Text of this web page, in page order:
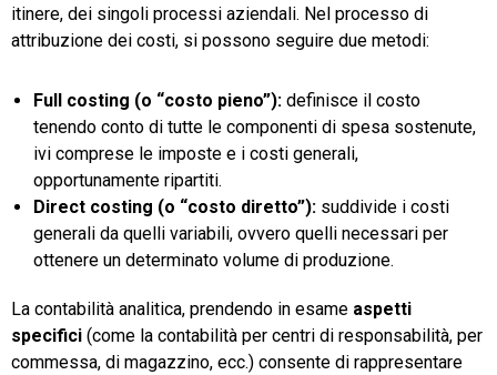
itinere, dei singoli processi aziendali. Nel processo di
attribuzione dei costi, si possono seguire due metodi:
Full costing (o “costo pieno”): definisce il costo
tenendo conto di tutte le componenti di spesa sostenute,
ivi comprese le imposte e i costi generali,
opportunamente ripartiti.
Direct costing (o “costo diretto”): suddivide i costi
generali da quelli variabili, ovvero quelli necessari per
ottenere un determinato volume di produzione.
La contabilità analitica, prendendo in esame aspetti
specifici (come la contabilità per centri di responsabilità, per
commessa, di magazzino, ecc.) consente di rappresentare